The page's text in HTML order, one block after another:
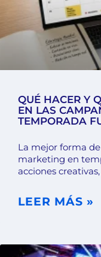
QUÉ HACER Y
EN LAS
TEMPORADA
La mejor forma
marketing en
acciones
LEER MÁS »